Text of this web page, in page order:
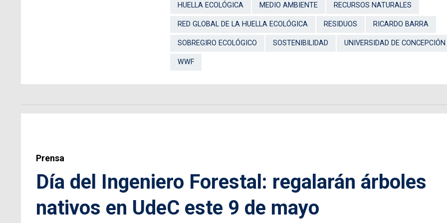
HUELLA ECOLÓGICA MEDIO AMBIENTE RECURSOS NATURALES
RED GLOBAL DE LA HUELLA ECOLÓGICA RESIDUOS RICARDO BARRA
SOBREGIRO ECOLÓGICO SOSTENIBILIDAD UNIVERSIDAD DE CONCEPCIÓN
WWF
Prensa
Día del Ingeniero Forestal: regalarán árboles
nativos en UdeC este 9 de mayo